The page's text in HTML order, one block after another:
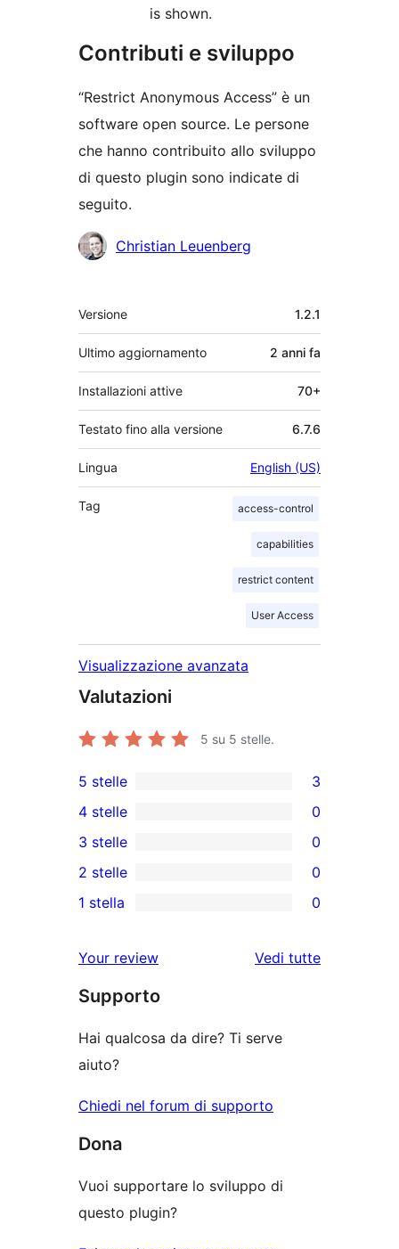
is shown.
Contributi e sviluppo
“Restrict Anonymous Access” è un
software open source. Le persone
che hanno contribuito allo sviluppo
di questo plugin sono indicate di
seguito.
Collaboratori
Christian Leuenberg
Meta
Versione 1.2.1
Ultimo aggiornamento 2 anni fa
Installazioni attive 70+
Testato fino alla versione 6.7.6
Lingua English (US)
Tag access-control
capabilities
restrict content
User Access
Visualizzazione avanzata
Valutazioni
5 su 5 stelle.
3
recensioni
a
5-
stelle
5 stelle 3
recensioni
a
4-
4 stelle 0
0
recensioni
a
stelle
3 stelle 0
recensioni
2-
stelle
2 stelle 0
a
1-
1 stella 0
Your review Vedi tuttele
Supporto
Hai qualcosa da dire? Ti serve
aiuto?
Chiedi nel forum di supporto
Dona
Vuoi supportare lo sviluppo di
questo plugin?